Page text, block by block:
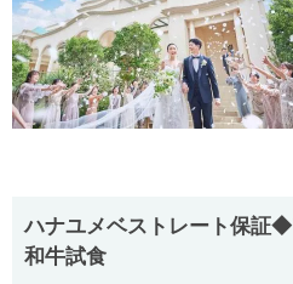
ハナユメベストレート保証
和牛試食